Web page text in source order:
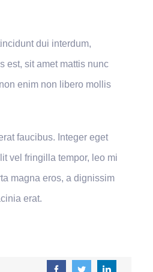
dui interdum,
est, sit amet mattis nunc
enim non libero mollis
faucibus. Integer eget
vel fringilla tempor, leo mi
magna eros, a dignissim
erat.